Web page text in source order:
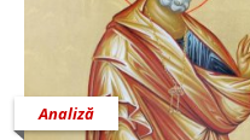
Analiză